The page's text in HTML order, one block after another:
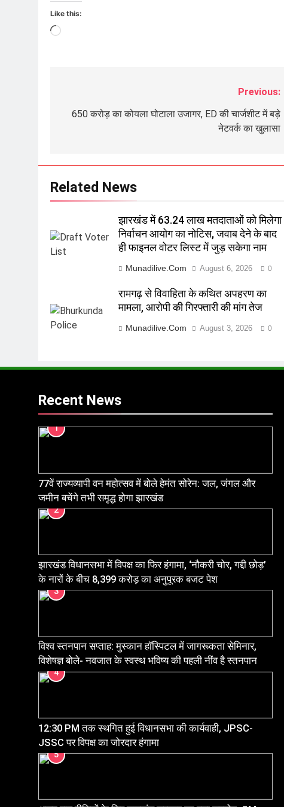
Like this:
Loading…
navigation
Previous:
650 करोड़ का कोयला घोटाला उजागर, ED की चार्जशीट में बड़े
नेटवर्क का खुलासा
Related News
झारखंड में 63.24 लाख मतदाताओं को मिलेगा
निर्वाचन आयोग का नोटिस, जवाब देने के बाद
ही फाइनल वोटर लिस्ट में जुड़ सकेगा नाम
Munadilive.com August 6, 2026 0
रामगढ़ से विवाहिता के कथित अपहरण का
मामला, आरोपी की गिरफ्तारी की मांग तेज
Munadilive.com August 3, 2026 0
Recent News
1
77वें राज्यव्यापी वन महोत्सव में बोले हेमंत सोरेन: जल, जंगल और
जमीन बचेंगे तभी समृद्ध होगा झारखंड
2
झारखंड विधानसभा में विपक्ष का फिर हंगामा, ‘नौकरी चोर, गद्दी छोड़’
के नारों के बीच 8,399 करोड़ का अनुपूरक बजट पेश
3
विश्व स्तनपान सप्ताह: मुस्कान हॉस्पिटल में जागरूकता सेमिनार,
विशेषज्ञ बोले- नवजात के स्वस्थ भविष्य की पहली नींव है स्तनपान
4
12:30 PM तक स्थगित हुई विधानसभा की कार्यवाही, JPSC-
JSSC पर विपक्ष का जोरदार हंगामा
5